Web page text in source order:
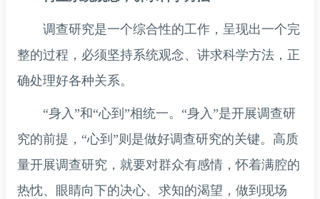
调查研究是一个综合性的工作，呈现出一个完
整的过程，必须坚持系统观念、讲求科学方法，正
确处理好各种关系。
“身入”和“心到”相统一。“身入”是开展调查研
究的前提，“心到”则是做好调查研究的关键。高质
量开展调查研究，就要对群众有感情，怀着满腔的
热忱、眼睛向下的决心、求知的渴望，做到现场